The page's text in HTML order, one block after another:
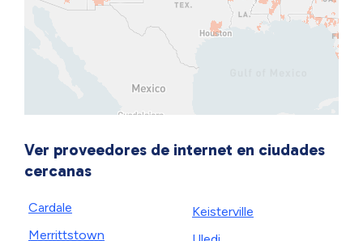
Ver proveedores de internet en ciudades
cercanas
Cardale
Merrittstown
Keisterville